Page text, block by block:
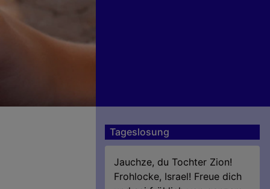
Tageslosung
Jauchze, du Tochter Zion!
Frohlocke, Israel! Freue dich